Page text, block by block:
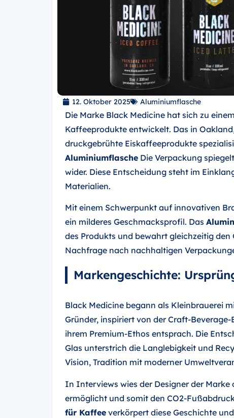
12. Oktober 2025 Aluminiumflasche
Die Marke Black Medicine hat sich zu
Kaffeeprodukte entwickelt. Das in
druckgebrühte Eiskaffeeprodukte
Aluminiumflasche Die Verpackung
wider. Diese Entscheidung steht im
Materialien.
Mit einem Schwerpunkt auf innovativen
ein milderes Geschmacksprofil. Das
des Produkts und bewahrt gleichzeitig
Nachfrage nach nachhaltigen
Markengeschichte:
Black Medicine begann als Kleinbrauerei
Gründer, inspiriert von der Craft-
ihrem Premium-Ethos entsprach. Die
Glas unterstrich die Langlebigkeit und
Vision, Tradition mit moderner
In Interviews wies der Designer der
ermöglicht und somit den CO2-
für Kaffee verkörpert diese Geschichte